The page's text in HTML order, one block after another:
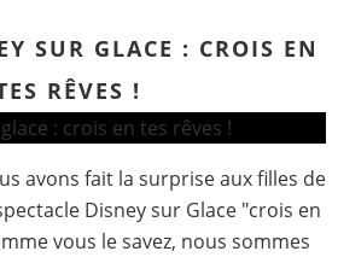
SUR GLACE : CROIS EN
RÊVES !
avons fait la surprise aux filles de
Disney sur Glace "crois en
vous le savez, nous sommes